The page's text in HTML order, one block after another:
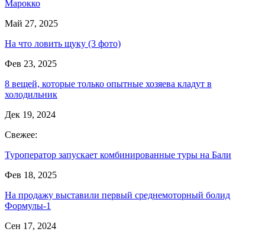
Марокко
Май 27, 2025
На что ловить щуку (3 фото)
Фев 23, 2025
8 вещей, которые только опытные хозяева кладут в
холодильник
Дек 19, 2024
Свежее:
Туроператор запускает комбинированные туры на Бали
Фев 18, 2025
На продажу выставили первый среднемоторный болид
Формулы-1
Сен 17, 2024